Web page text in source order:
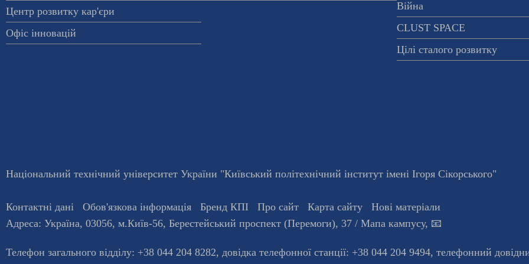
Центр розвитку кар'єри
Офіс інновацій
Війна
CLUST SPACE
Цілі сталого розвитку
Національний технічний університет України "Київський політехнічний інститут імені Ігоря Сікорського"
Контактні дані Обов'язкова інформація Бренд КПІ Про сайт Карта сайту
Нові матеріали
Адреса: Україна, 03056, м.Київ-56, Берестейський проспект (Перемоги), 37 / Мапа кампусу, 📧
Телефон загального відділу: +38 044 204 8282, довiдка телефонної станцiї: +38 044 204 9494, телефонний